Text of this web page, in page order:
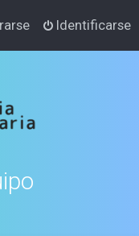
Identificarse